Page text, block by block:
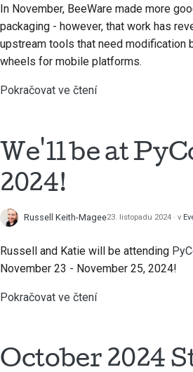
Pokyny k používání
značky
Kontrola
Návrh
prostředí
rozsahu
Psaní
In November, BeeWare made more
packaging - however, that work has
upstream tools that need modification
wheels for mobile platforms.
Pokračovat ve čtení
We'll be at
2024!
Russell Keith-Magee23. listopadu 2024 v
Russell and Katie will be attending
November 23 - November 25, 2024!
Pokračovat ve čtení
October 2024